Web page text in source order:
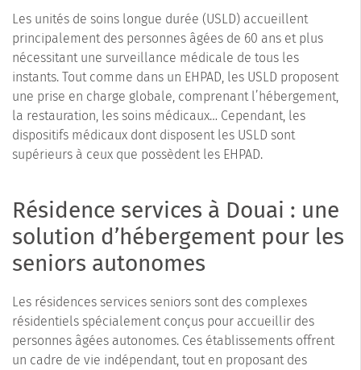
Les unités de soins longue durée (USLD) accueillent
principalement des personnes âgées de 60 ans et plus
nécessitant une surveillance médicale de tous les
instants. Tout comme dans un EHPAD, les USLD proposent
une prise en charge globale, comprenant l’hébergement,
la restauration, les soins médicaux… Cependant, les
dispositifs médicaux dont disposent les USLD sont
supérieurs à ceux que possèdent les EHPAD.
Résidence services à Douai : une
solution d’hébergement pour les
seniors autonomes
Les résidences services seniors sont des complexes
résidentiels spécialement conçus pour accueillir des
personnes âgées autonomes. Ces établissements offrent
un cadre de vie indépendant, tout en proposant des